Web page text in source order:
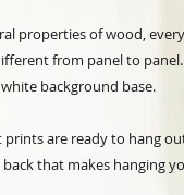
properties of wood,
from panel to
background base.
are ready to hang
that makes hanging